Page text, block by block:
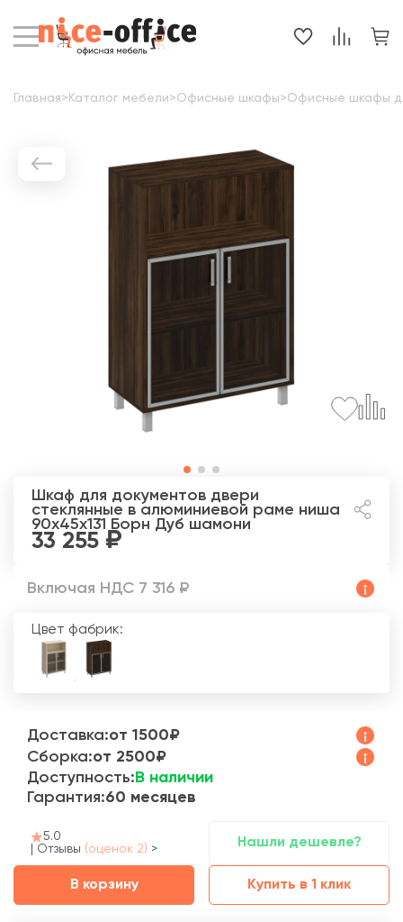
Главная> Каталог мебели>Офисные шкафы>Офисные шкафы
Шкаф для документов двери
стеклянные в алюминиевой раме ниша
90x45x131 Борн Дуб шамони
33 255
Включая НДС 7 316 ₽
Цвет фабрик:
Доставка:от 1500₽
Сборка:от 2500₽
Доступность: В наличии
Гарантия:60 месяцев
5.0
Отзывы (оценок 2) > Нашли дешевле?
В корзину Купить в 1 клик